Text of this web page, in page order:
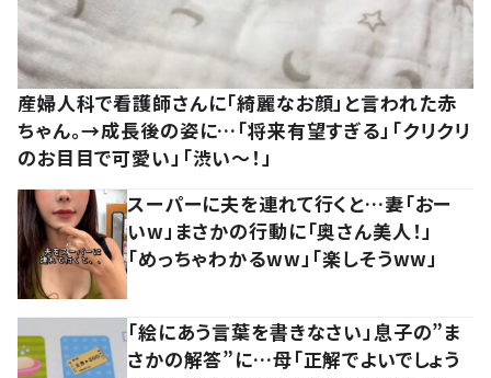
産婦人科で看護師さんに「綺麗なお顔」と言われた赤
ちゃん。→成長後の姿に…「将来有望すぎる」「クリクリ
のお目目で可愛い」「渋い～！」
スーパーに夫を連れて行くと…妻「おー
いw」まさかの行動に「奥さん美人！」
「めっちゃわかるww」「楽しそうww」
「絵にあう言葉を書きなさい」息子の”ま
さかの解答”に…母「正解でよいでしょう